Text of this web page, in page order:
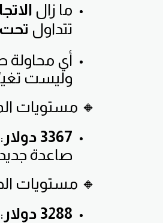
ما زال
تتداول تحت
أي محاولة
وليست
🔸 مستويات
3367 دولار
صاعدة
🔸 مستويات
3288 دولار